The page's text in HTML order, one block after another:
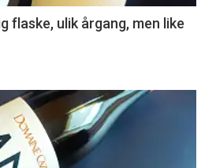
flaske, ulik årgang, men like